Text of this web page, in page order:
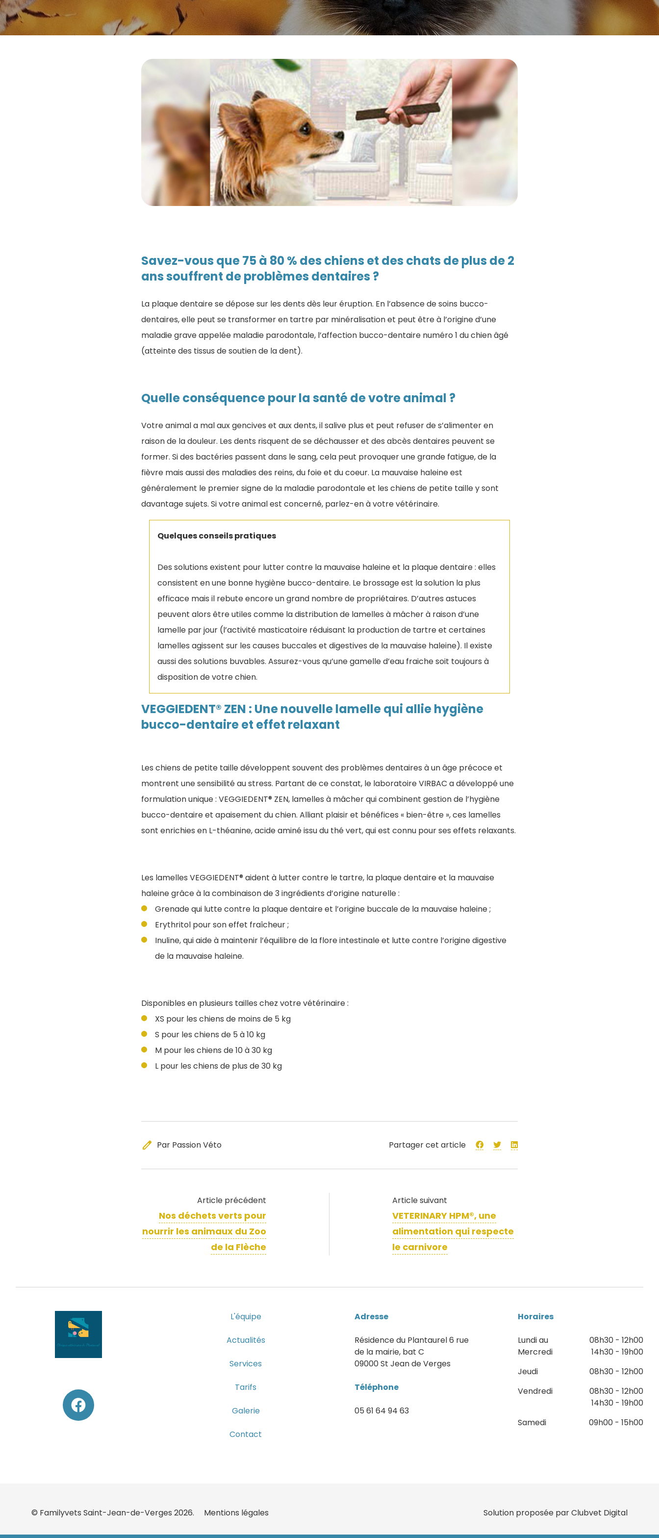
Savez-vous que 75 à 80 % des chiens et des chats de plus de 2
ans souffrent de problèmes dentaires ?
La plaque dentaire se dépose sur les dents dès leur éruption. En l’absence de soins bucco-
dentaires, elle peut se transformer en tartre par minéralisation et peut être à l’origine d’une
maladie grave appelée maladie parodontale, l’affection bucco-dentaire numéro 1 du chien âgé
(atteinte des tissus de soutien de la dent).
Quelle conséquence pour la santé de votre animal ?
Votre animal a mal aux gencives et aux dents, il salive plus et peut refuser de s’alimenter en
raison de la douleur. Les dents risquent de se déchausser et des abcès dentaires peuvent se
former. Si des bactéries passent dans le sang, cela peut provoquer une grande fatigue, de la
fièvre mais aussi des maladies des reins, du foie et du coeur. La mauvaise haleine est
généralement le premier signe de la maladie parodontale et les chiens de petite taille y sont
davantage sujets. Si votre animal est concerné, parlez-en à votre vétérinaire.
Quelques conseils pratiques
Des solutions existent pour lutter contre la mauvaise haleine et la plaque dentaire : elles
consistent en une bonne hygiène bucco-dentaire. Le brossage est la solution la plus
efficace mais il rebute encore un grand nombre de propriétaires. D’autres astuces
peuvent alors être utiles comme la distribution de lamelles à mâcher à raison d’une
lamelle par jour (l’activité masticatoire réduisant la production de tartre et certaines
lamelles agissent sur les causes buccales et digestives de la mauvaise haleine). Il existe
aussi des solutions buvables. Assurez-vous qu’une gamelle d’eau fraiche soit toujours à
disposition de votre chien.
VEGGIEDENT® ZEN : Une nouvelle lamelle qui allie hygiène
bucco-dentaire et effet relaxant
Les chiens de petite taille développent souvent des problèmes dentaires à un âge précoce et
montrent une sensibilité au stress. Partant de ce constat, le laboratoire VIRBAC a développé une
formulation unique : VEGGIEDENT® ZEN, lamelles à mâcher qui combinent gestion de l’hygiène
bucco-dentaire et apaisement du chien. Alliant plaisir et bénéfices « bien-être », ces lamelles
sont enrichies en L-théanine, acide aminé issu du thé vert, qui est connu pour ses effets relaxants.
Les lamelles VEGGIEDENT® aident à lutter contre le tartre, la plaque dentaire et la mauvaise
haleine grâce à la combinaison de 3 ingrédients d’origine naturelle :
Grenade qui lutte contre la plaque dentaire et l’origine buccale de la mauvaise haleine ;
Erythritol pour son effet fraîcheur ;
Inuline, qui aide à maintenir l’équilibre de la flore intestinale et lutte contre l’origine digestive
de la mauvaise haleine.
Disponibles en plusieurs tailles chez votre vétérinaire :
XS pour les chiens de moins de 5 kg
S pour les chiens de 5 à 10 kg
M pour les chiens de 10 à 30 kg
L pour les chiens de plus de 30 kg
edit Par Passion Véto Partager cet article
Article précédent
Nos déchets verts pour
nourrir les animaux du Zoo
de la Flèche
Article suivant
VETERINARY HPM®, une
alimentation qui respecte
le carnivore
L'équipe
Actualités
Services
Tarifs
Galerie
Contact
Adresse
Résidence du Plantaurel 6 rue
de la mairie, bat C
09000 St Jean de Verges
Téléphone
05 61 64 94 63
Horaires
Lundi au
Mercredi
08h30 - 12h00
14h30 - 19h00
Jeudi
08h30 - 12h00
Vendredi
08h30 - 12h00
14h30 - 19h00
Samedi
09h00 - 15h00
© Familyvets Saint-Jean-de-Verges 2026. Mentions légales Solution proposée par Clubvet Digital